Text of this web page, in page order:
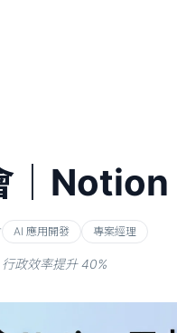
｜
AI 應用開發 專案經理
政效率提升 40%